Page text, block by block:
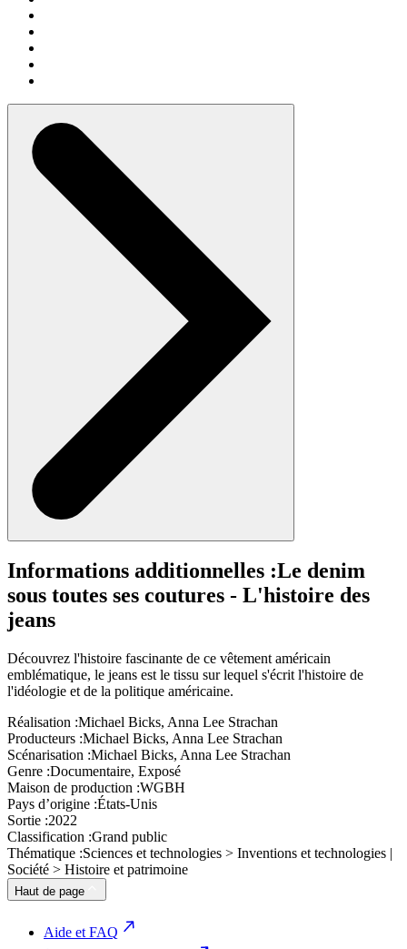
Informations additionnelles :Le denim
sous toutes ses coutures - L'histoire des
jeans
Découvrez l'histoire fascinante de ce vêtement américain
emblématique, le jeans est le tissu sur lequel s'écrit l'histoire de
l'idéologie et de la politique américaine.
Réalisation :Michael Bicks, Anna Lee Strachan
Producteurs :Michael Bicks, Anna Lee Strachan
Scénarisation :Michael Bicks, Anna Lee Strachan
Genre :Documentaire, Exposé
Maison de production :WGBH
Pays d’origine :États-Unis
Sortie :2022
Classification :Grand public
Thématique :Sciences et technologies > Inventions et technologies |
Société > Histoire et patrimoine
Haut de page
Aide et FAQ